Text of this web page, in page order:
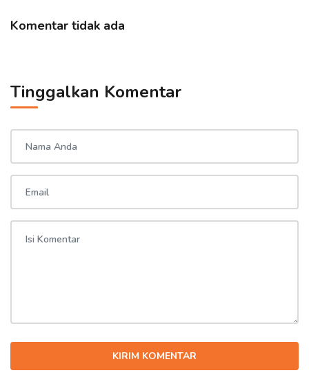
Komentar tidak ada
Tinggalkan Komentar
KIRIM KOMENTAR